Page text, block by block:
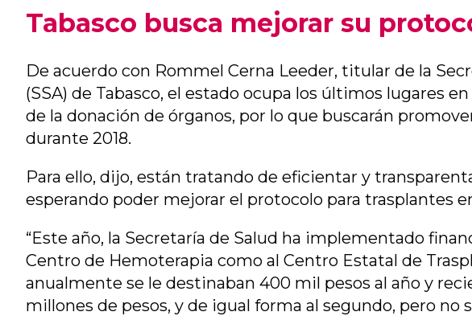
Tabasco busca mejorar su
De acuerdo con Rommel Cerna Leeder, titular de la
(SSA) de Tabasco, el estado ocupa los últimos lugares
de la donación de órganos, por lo que buscarán
durante 2018.
Para ello, dijo, están tratando de eficientar y
esperando poder mejorar el protocolo para trasplantes
“Este año, la Secretaría de Salud ha implementado
Centro de Hemoterapia como al Centro Estatal de
anualmente se le destinaban 400 mil pesos al año y
millones de pesos, y de igual forma al segundo, pero no